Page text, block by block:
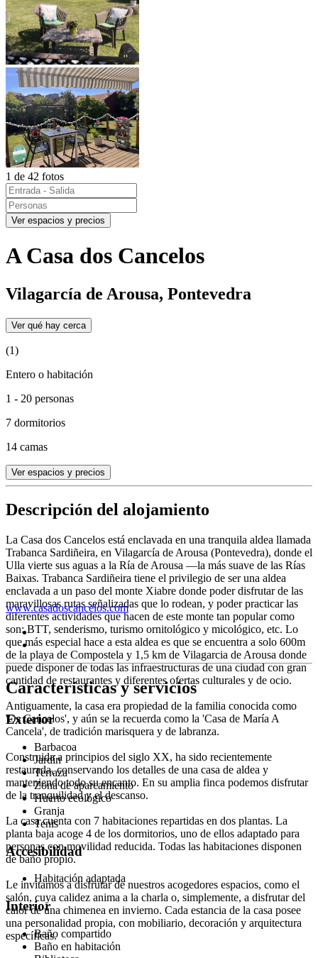
1 de 42 fotos
Ver espacios y precios
A Casa dos Cancelos
Vilagarcía de Arousa, Pontevedra
Ver qué hay cerca
(1)
Entero o habitación
1 - 20 personas
7 dormitorios
14 camas
Ver espacios y precios
Descripción del alojamiento
La Casa dos Cancelos está enclavada en una tranquila aldea llamada
Trabanca Sardiñeira, en Vilagarcía de Arousa (Pontevedra), donde el
Ulla vierte sus aguas a la Ría de Arousa —la más suave de las Rías
Baixas. Trabanca Sardiñeira tiene el privilegio de ser una aldea
enclavada a un paso del monte Xiabre donde poder disfrutar de las
maravillosas rutas señalizadas que lo rodean, y poder practicar las
diferentes actividades que hacen de este monte tan popular como
son: BTT, senderismo, turismo ornitológico y micológico, etc. Lo
que más especial hace a esta aldea es que se encuentra a solo 600m
de la playa de Compostela y 1,5 km de Vilagarcia de Arousa donde
puede disponer de todas las infraestructuras de una ciudad con gran
cantidad de restaurantes y diferentes ofertas culturales y de ocio.
Antiguamente, la casa era propiedad de la familia conocida como
'Os Cancelos', y aún se la recuerda como la 'Casa de María A
Cancela', de tradición marisquera y de labranza.
Construida a principios del siglo XX, ha sido recientemente
restaurada, conservando los detalles de una casa de aldea y
manteniendo todo su encanto. En su amplia finca podemos disfrutar
de la tranquilidad y el descanso.
La casa cuenta con 7 habitaciones repartidas en dos plantas. La
planta baja acoge 4 de los dormitorios, uno de ellos adaptado para
personas con movilidad reducida. Todas las habitaciones disponen
de baño propio.
Le invitamos a disfrutar de nuestros acogedores espacios, como el
salón, cuya calidez anima a la charla o, simplemente, a disfrutar del
calor de una chimenea en invierno. Cada estancia de la casa posee
una personalidad propia, con mobiliario, decoración y arquitectura
específicas.
www.casadoscancelos.com
Características y servicios
Exterior
Barbacoa
Jardín
Terraza
Zona de aparcamiento
Huerto ecológico
Granja
Tenis
Accesibilidad
Habitación adaptada
Interior
Baño compartido
Baño en habitación